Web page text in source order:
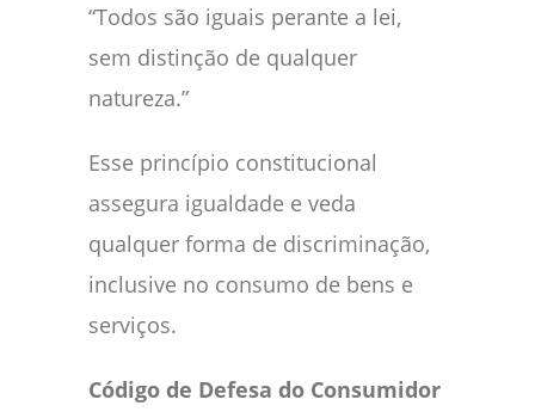
“Todos são iguais perante a lei,
sem distinção de qualquer
natureza.”
Esse princípio constitucional
assegura igualdade e veda
qualquer forma de discriminação,
inclusive no consumo de bens e
serviços.
Código de Defesa do Consumidor